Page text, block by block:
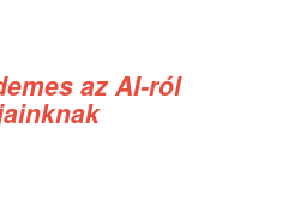
az AI-ról